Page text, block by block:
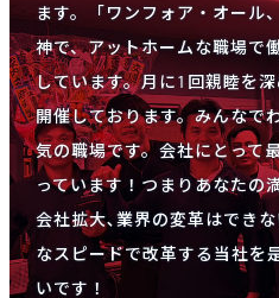
ます。「ワンフォア・オール
神で、アットホームな職場で
しています。月に1回親睦を
開催しております。みんなで
気の職場です。会社にとって
っています！つまりあなたの
会社拡大､業界の変革はでき
なスピードで改革する当社を
いです！